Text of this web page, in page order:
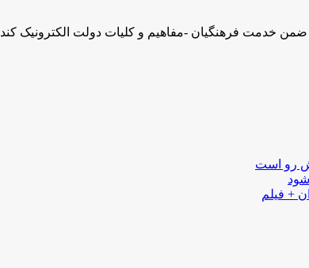
خدمت فرهنگیان -مفاهیم و کلیات دولت الکترونیک
رو است
+ فیلم